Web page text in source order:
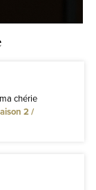
chérie
2 /